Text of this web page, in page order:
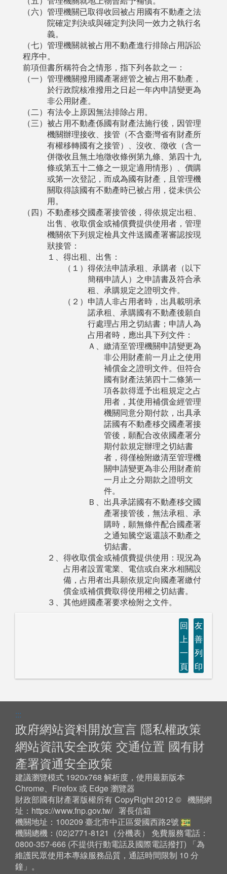
（六）管理機關已取得收回被占用國有不動產之法
院確定判決或與確定判決同一效力之執行名
義。
（七）管理機關就被占用不動產進行排除占用訴訟
程序中。
前項但書所稱符合之情形，指下列各款之一：
（一）管理機關撥用國產署經管之被占用不動產，
於行政院核准撥用之日起一年內申請變更為
非公用財產。
（二）有法令上原因無法排除占用。
（三）被占用不動產係國有財產法施行後，因管理
機關辦理接收、接管（不含臺灣省有財產所
有權移轉國有之接管）、沒收、徵收（含一
併徵收且無土地徵收條例第九條、第四十九
條或第五十二條之一規定適用情形）、價購
或第一次登記，而成為國有財產，且管理機
關取得該國有不動產時已被占用，從未供公
用。
（四）不動產移交國產署接管後，得依規定出租、
出售、收取償金或補償費提供使用者，管理
機關依下列規定檢具文件送國產署審認按現
狀接管：
１、得出租、出售：
（１）得依法申請承租、承購者（以下
簡稱申請人）之申請書及符合承
租、承購規定之證明文件。
（２）申請人非占用者時，出具載明承
諾承租、承購國有不動產後願自
行處理占用之切結書；申請人為
占用者時，應出具下列文件：
Ａ、繳清至管理機關申請變更為
非公用財產前一月止之使用
補償金之證明文件。但符合
國有財產法第四十二條第一
項各款得逕予出租規定之占
用者，其使用補償金經管理
機關同意分期付款，出具承
諾國有不動產移交國產署接
管後，願配合改依國產署分
期付款規定辦理之切結書
者，得僅檢附繳清至管理機
關申請變更為非公用財產前
一月止之分期款之證明文
件。
Ｂ、出具承諾國有不動產移交國
產署接管後，無法承租、承
購時，願無條件配合國產署
之通知騰空返還該不動產之
切結書。
２、得收取償金或補償費提供使用：現況為
占用者設置電業、電信或自來水相關設
備，占用者出具願依規定向國產署繳付
償金或補償費取得使用權之切結書。
３、其他經國產署要求檢附之文件。
回
上
一
頁
友
善
列
印
:::
政府網站資料開放宣言 隱私權政策
網站資訊安全政策 交通位置 國有財
產署資通安全政策
建議瀏覽模式 1920x768 解析度，使用最新版本
Chrome、Firefox 或 Edge 瀏覽器
財政部國有財產署版權所有 CopyRight 2012 © 機關網
址： https://www.fnp.gov.tw/ 署長信箱
機關地址：100209 臺北市中正區愛國西路2號
機關總機：(02)2771-8121（分機表） 免費服務電話：
0800-357-666 (不提供行動電話及國際電話撥打) 「為
維護民眾使用本專線服務品質，通話時間限制 10 分
鐘」。